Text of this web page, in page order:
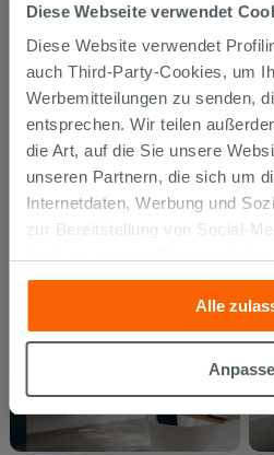
Diese Webseite verwendet
Diese Website verwendet
auch Third-Party-Cookies, um
Werbemitteilungen zu senden,
entsprechen. Wir teilen
die Art, auf die Sie unsere
unseren Partnern, die sich um
Internetdaten, Werbung und
zur Bereitstellung von Social-
anderen Informationen, die Sie
die sie aufgrund Ihrer
gesammelt haben,
möchten oder Ihre Zustimmung
Zustimmung kann durch
„Cookies akzeptieren“ gegeben
Alle